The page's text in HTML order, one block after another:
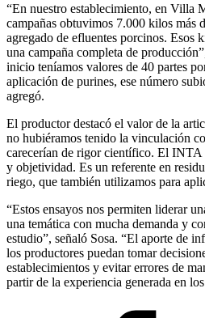
“En nuestro establecimiento, en Villa
campañas obtuvimos 7.000 kilos más
agregado de efluentes porcinos. Esos
una campaña completa de
inicio teníamos valores de 40 partes
aplicación de purines, ese número
agregó.
El productor destacó el valor de la
no hubiéramos tenido la vinculación
carecerían de rigor científico. El INTA
y objetividad. Es un referente en
riego, que también utilizamos para
“Estos ensayos nos permiten liderar
una temática con mucha demanda y
estudio”, señaló Sosa. “El aporte de
los productores puedan tomar
establecimientos y evitar errores de
partir de la experiencia generada en